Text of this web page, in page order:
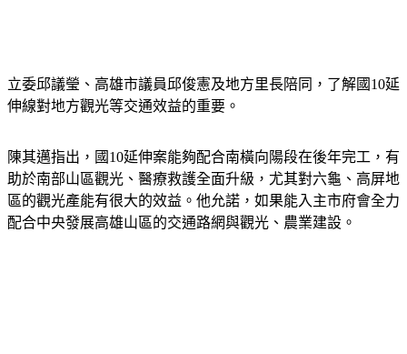
立委邱議瑩、高雄市議員邱俊憲及地方里長陪同，了解國10延
伸線對地方觀光等交通效益的重要。
陳其邁指出，國10延伸案能夠配合南橫向陽段在後年完工，有
助於南部山區觀光、醫療救護全面升級，尤其對六龜、高屏地
區的觀光產能有很大的效益。他允諾，如果能入主市府會全力
配合中央發展高雄山區的交通路網與觀光、農業建設。